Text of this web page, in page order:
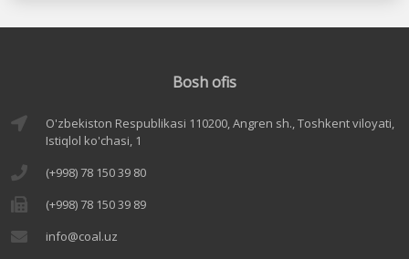
Bosh ofis
O'zbekiston Respublikasi 110200, Angren sh., Toshkent viloyati,
Istiqlol ko'chasi, 1
(+998) 78 150 39 80
(+998) 78 150 39 89
info@coal.uz